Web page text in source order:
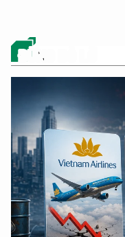
ĐỪNG BỎ LỠ